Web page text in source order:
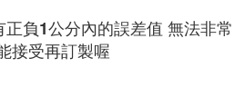
用他人資訊註冊。若發現惡意使用之情形，
止該用戶之使用額度並採取法律行動。
負1公分內的誤差值 無法非常
接受再訂製喔